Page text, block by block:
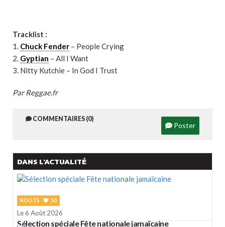
Tracklist :
1. Chuck Fender – People Crying
2. Gyptian – All I Want
3. Nitty Kutchie – In God I Trust
Par Reggae.fr
COMMENTAIRES (0)
Poster
DANS L'ACTUALITÉ
ROOTS 50
Le 6 Août 2026
Sélection spéciale Fête nationale jamaïcaine